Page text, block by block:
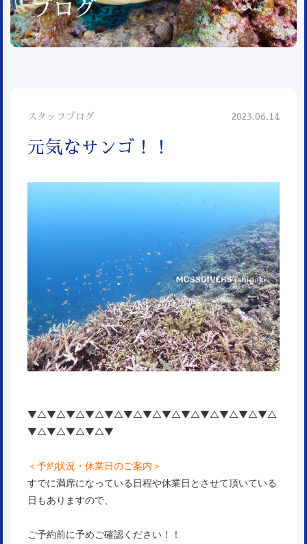
ブログ
スタッフブログ 2023.06.14
元気なサンゴ！！
▼△▼△▼△▼△▼△▼△▼△▼△▼△▼△▼△▼△▼△
▼△▼△▼△▼△▼
＜予約状況・休業日のご案内＞
すでに満席になっている日程や休業日とさせて頂いている
日もありますので、
ご予約前に予めご確認ください！！